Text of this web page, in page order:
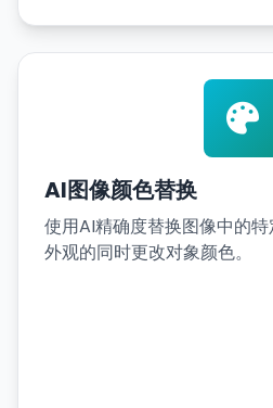
AI图像颜色替换
使用AI精确度替换图像中的
外观的同时更改对象颜色。